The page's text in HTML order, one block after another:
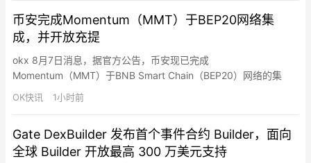
存瓶颈。随着AI从训练…
币安完成Momentum（MMT）于BEP20网络集
成，并开放充提
okx 8月7日消息，据官方公告，币安现已完成
Momentum（MMT）于BNB Smart Chain（BEP20）网络的集
成，并开放充值、提现业务。
OK快讯 1小时前
Gate DexBuilder 发布首个事件合约 Builder，面向
全球 Builder 开放最高 300 万美元支持